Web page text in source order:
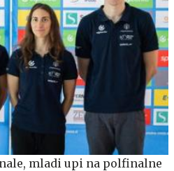
mladi upi na polfinalne